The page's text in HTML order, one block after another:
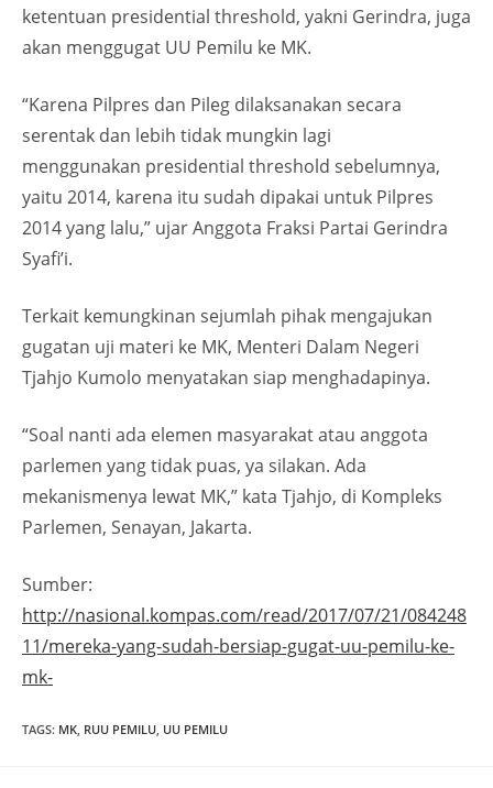
ketentuan presidential threshold, yakni Gerindra, juga
akan menggugat UU Pemilu ke MK.
“Karena Pilpres dan Pileg dilaksanakan secara
serentak dan lebih tidak mungkin lagi
menggunakan presidential threshold sebelumnya,
yaitu 2014, karena itu sudah dipakai untuk Pilpres
2014 yang lalu,” ujar Anggota Fraksi Partai Gerindra
Syafi’i.
Terkait kemungkinan sejumlah pihak mengajukan
gugatan uji materi ke MK, Menteri Dalam Negeri
Tjahjo Kumolo menyatakan siap menghadapinya.
“Soal nanti ada elemen masyarakat atau anggota
parlemen yang tidak puas, ya silakan. Ada
mekanismenya lewat MK,” kata Tjahjo, di Kompleks
Parlemen, Senayan, Jakarta.
Sumber:
http://nasional.kompas.com/read/2017/07/21/084248
11/mereka-yang-sudah-bersiap-gugat-uu-pemilu-ke-
mk-
TAGS: MK, RUU PEMILU, UU PEMILU